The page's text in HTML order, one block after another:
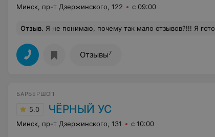
Минск, пр-т Дзержинского, 122 с 09:00
Отзыв. Я не понимаю, почему так мало отзывов?!!! Я готова ехать откуда угодно, лишь бы попасть сюда. Евгения и Жанна, я целую ваши ручки. Доверяю
Отзывы7
БАРБЕРШОП
5.0 ЧЁРНЫЙ УС
Минск, пр-т Дзержинского, 131 с 10:00